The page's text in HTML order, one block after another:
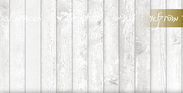
מהחקלאי עציצים חבילות שי תוספות לזר